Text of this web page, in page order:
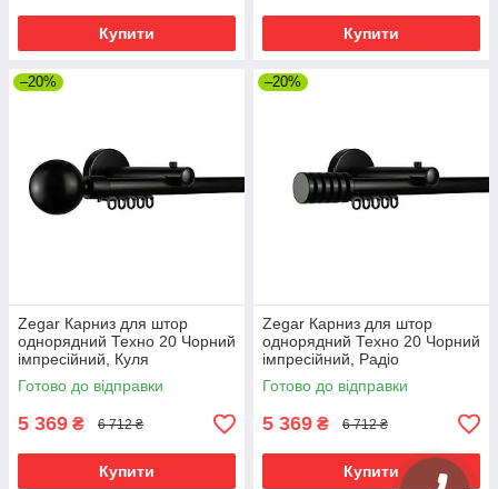
Купити Купити
–20%
Zegar Карниз для штор
однорядний Техно 20 Чорний
імпресійний, Куля
Готово до відправки
5 369 ₴ 6 712 ₴
Купити
–20%
Zegar Карниз для штор
однорядний Техно 20 Чорний
імпресійний, Радіо
Готово до відправки
5 369 ₴ 6 712 ₴
Купити